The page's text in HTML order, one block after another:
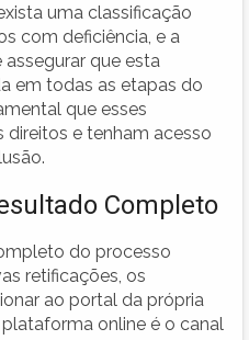
uma classificação
com deficiência, e a
que esta
em todas as etapas do
que esses
e tenham acesso
Completo
do processo
retificações, os
ao portal da própria
online é o canal